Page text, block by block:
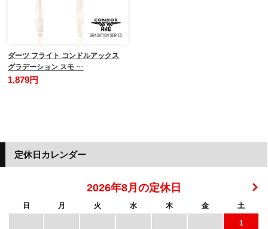
ダーツ フライト コンドルアックス
グラデーション スモ …
1,879円
定休日カレンダー
2026年8月の定休日
日 月 火 水 木 金
土
1